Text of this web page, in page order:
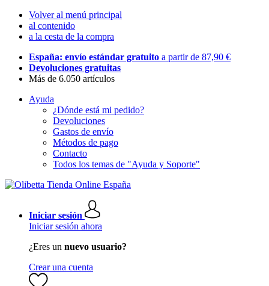
Volver al menú principal
al contenido
a la cesta de la compra
España: envío estándar gratuito a partir de 87,90 €
Devoluciones gratuitas
Más de 6.050 artículos
Ayuda
¿Dónde está mi pedido?
Devoluciones
Gastos de envío
Métodos de pago
Contacto
Todos los temas de "Ayuda y Soporte"
Iniciar sesión
Iniciar sesión ahora
¿Eres un nuevo usuario?
Crear una cuenta